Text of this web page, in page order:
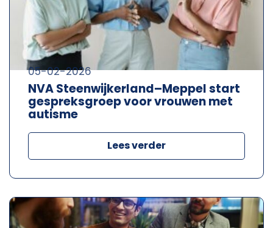
NVA Steenwijkerland–Meppel start
gespreksgroep voor vrouwen met
autisme
05-02-2026
Lees verder